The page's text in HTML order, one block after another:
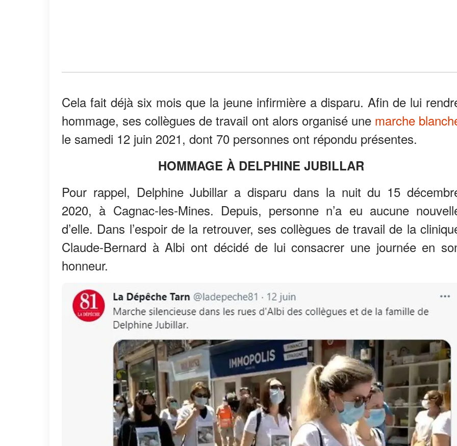
Cela fait déjà six mois que la jeune infirmière a disparu. Afin de lui
hommage, ses collègues de travail ont alors organisé une marche
le samedi 12 juin 2021, dont 70 personnes ont répondu présentes.
HOMMAGE À DELPHINE JUBILLAR
Pour rappel, Delphine Jubillar a disparu dans la nuit du 15
2020, à Cagnac-les-Mines. Depuis, personne n’a eu aucune
d’elle. Dans l’espoir de la retrouver, ses collègues de travail de la
Claude-Bernard à Albi ont décidé de lui consacrer une journée en
honneur.